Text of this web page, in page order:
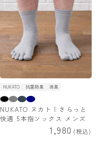
NUKATO 抗菌防臭 消臭
NUKATO ヌカト | さらっと
快適 5本指ソックス メンズ
1,980 税込